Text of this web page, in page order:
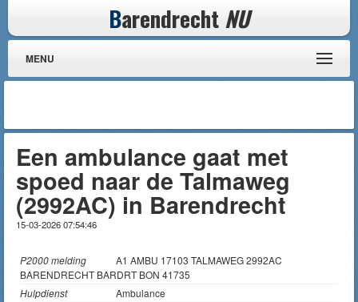
Barendrecht NU
MENU
Een ambulance gaat met
spoed naar de Talmaweg
(2992AC) in Barendrecht
15-03-2026 07:54:46
P2000 melding
A1 AMBU 17103 TALMAWEG 2992AC
BARENDRECHT BARDRT BON 41735
Hulpdienst
Ambulance